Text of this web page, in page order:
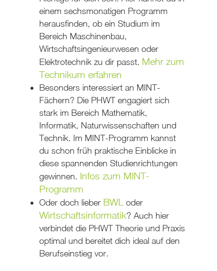
einem sechsmonatigen Programm
herausfinden, ob ein Studium im
Bereich Maschinenbau,
Wirtschaftsingenieurwesen oder
Elektrotechnik zu dir passt. Mehr zum
Technikum erfahren
Besonders interessiert an MINT-
Fächern? Die PHWT engagiert sich
stark im Bereich Mathematik,
Informatik, Naturwissenschaften und
Technik. Im MINT-Programm kannst
du schon früh praktische Einblicke in
diese spannenden Studienrichtungen
gewinnen. Infos zum MINT-
Programm
Oder doch lieber BWL oder
Wirtschaftsinformatik? Auch hier
verbindet die PHWT Theorie und Praxis
optimal und bereitet dich ideal auf den
Berufseinstieg vor.